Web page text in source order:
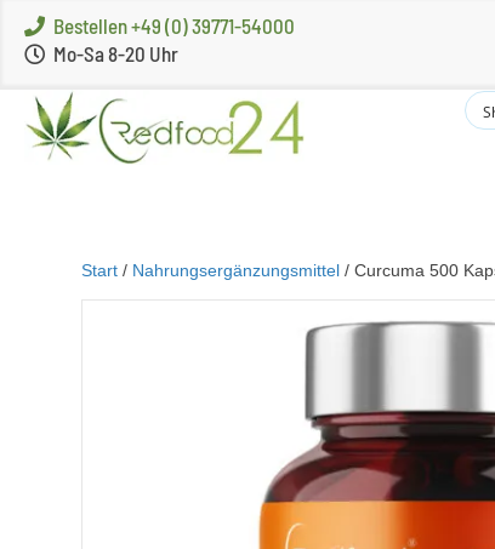
Bestellen +49 (0) 39771-54000
Mo-Sa 8-20 Uhr
Start / Nahrungsergänzungsmittel / Curcuma 500